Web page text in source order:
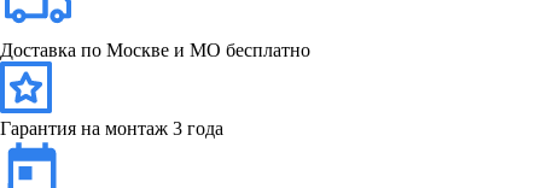
Доставка по Москве и МО бесплатно
Гарантия на монтаж 3 года